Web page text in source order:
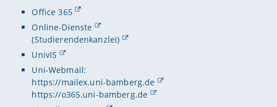
Office 365
Online-Dienste
(Studierendenkanzlei)
UnivIS
Uni-Webmail:
https://mailex.uni-bamberg.de
https://o365.uni-bamberg.de